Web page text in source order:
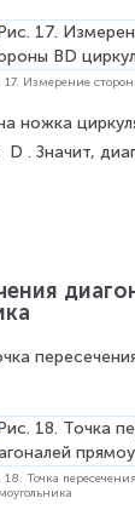
17. Измерение
ножка
D . Значит,
18. Точка